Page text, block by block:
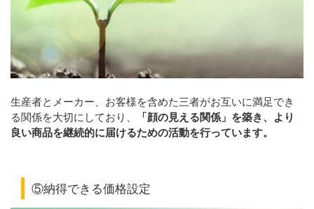
生産者とメーカー、お客様を含めた三者がお互いに満足でき
る関係を大切にしており、
「顔の見える関係」を築き、より
良い商品を継続的に届けるための活動を行っています。
⑤納得できる価格設定